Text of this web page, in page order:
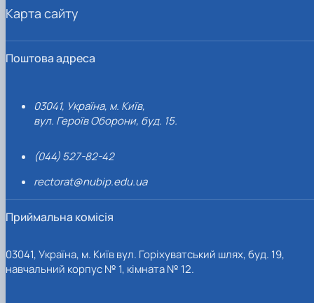
Поштова адреса
03041, Україна, м. Київ,
вул. Героїв Оборони, буд. 15.
(044) 527-82-42
rectorat@nubip.edu.ua
Приймальна комісія
03041, Україна, м. Київ вул. Горіхуватський шлях, буд. 19,
навчальний корпус № 1, кімната № 12.
Карта сайту